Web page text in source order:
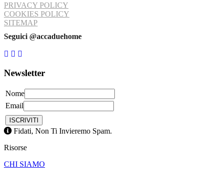
PRIVACY POLICY
COOKIES POLICY
SITEMAP
Seguici @accaduehome
Newsletter
Nome
Email
Fidati, Non Ti Invieremo Spam.
Risorse
CHI SIAMO